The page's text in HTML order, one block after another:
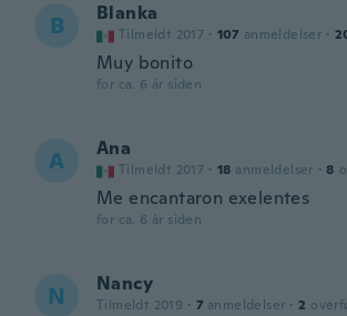
B Blanka
Tilmeldt 2017 · 107 anmeldelser ·
Muy bonito
for ca. 6 år siden
A Ana
Tilmeldt 2017 · 18 anmeldelser · 8
Me encantaron exelentes
for ca. 6 år siden
N Nancy
Tilmeldt 2019 · 7 anmeldelser · 2